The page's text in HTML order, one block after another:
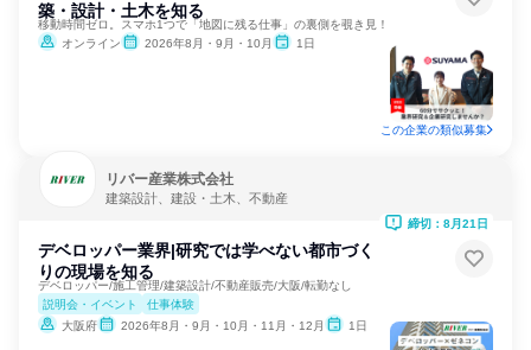
築・設計・土木を知る
移動時間ゼロ。スマホ1つで「地図に残る仕事」の裏側を覗き見！
オンライン
2026年8月・9月・10月 1日
この企業の類似募集
リバー産業株式会社
建築設計、建設・土木、不動産
デベロッパー業界|研究では学べない都市づく
りの現場を知る
デベロッパー/施工管理/建築設計/不動産販売/大阪/転勤なし
説明会・イベント
仕事体験
大阪府
2026年8月・9月・10月・11月・12月 1日
締切：8月21日